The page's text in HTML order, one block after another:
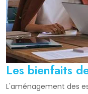
Les bienfaits
L'aménagement des